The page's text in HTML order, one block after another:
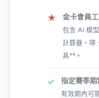
★ 金卡會員
包含 AI 模
計算器、啡
具**。
✓ 指定賽季期
有效期內可